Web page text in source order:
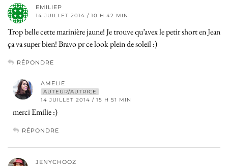
EMILIEP
14 JUILLET 2014 / 10 H 42 MIN
Trop belle cette marinière jaune! Je trouve qu’avex le petir short en Jean
ça va super bien! Bravo pr ce look plein de soleil :)
RÉPONDRE
AMELIE
AUTEUR/AUTRICE
14 JUILLET 2014 / 15 H 51 MIN
merci Emilie :)
RÉPONDRE
JENYCHOOZ